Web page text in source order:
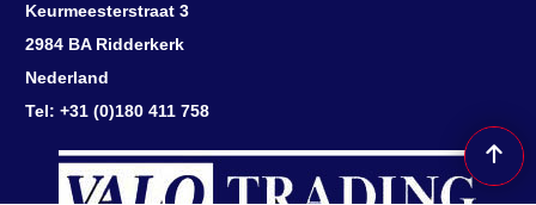
Keurmeesterstraat 3
2984 BA Ridderkerk
Nederland
Tel: +31 (0)180 411 758